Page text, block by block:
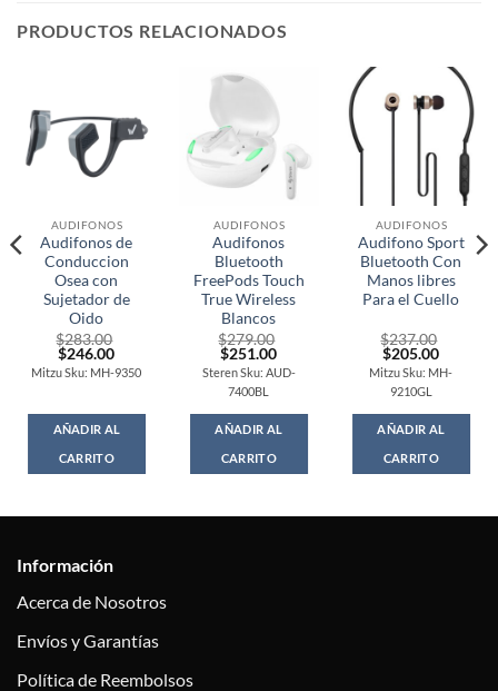
PRODUCTOS RELACIONADOS
AUDIFONOS
Audifonos de
Conduccion
Osea con
Sujetador de
Oido
$283.00
Original
price
was:
$246.00Current
price
is:
Mitzu Sku: MH-9350
AÑADIR AL
CARRITO
AUDIFONOS
Audifonos
Bluetooth
FreePods Touch
True Wireless
Blancos
$279.00
Original
price
was:
$279.00.
$251.00Current
price
is:
Steren Sku: AUD-
7400BL
AÑADIR AL
CARRITO
AUDIFONOS
Audifono Sport
Bluetooth Con
Manos libres
Para el Cuello
$237.00
Original
price
was:
$237.00.
$205.00Current
price
is:
Mitzu Sku: MH-
9210GL
AÑADIR AL
CARRITO
Información
Acerca de Nosotros
Envíos y Garantías
Política de Reembolsos